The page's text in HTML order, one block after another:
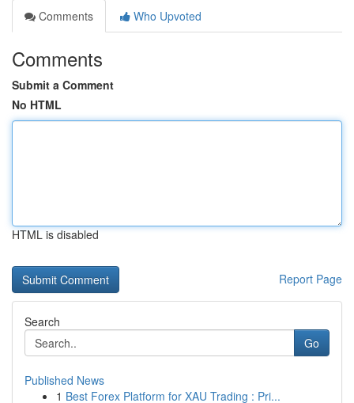
Comments
Who Upvoted
Comments
Submit a Comment
No HTML
HTML is disabled
Report Page
Search
Go
Published News
1 Best Forex Platform for XAU Trading : Pri...